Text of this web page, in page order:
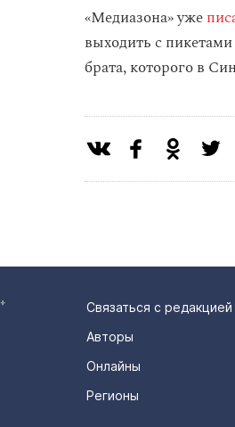
«Медиазона» уже
выходить с
брата, которого в
Связаться с редакцией
Авторы
Онлайны
Регионы